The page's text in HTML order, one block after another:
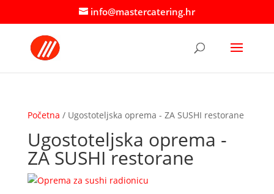
info@mastercatering.hr
Početna / Ugostoteljska oprema - ZA SUSHI restorane
Ugostoteljska oprema -
ZA SUSHI restorane